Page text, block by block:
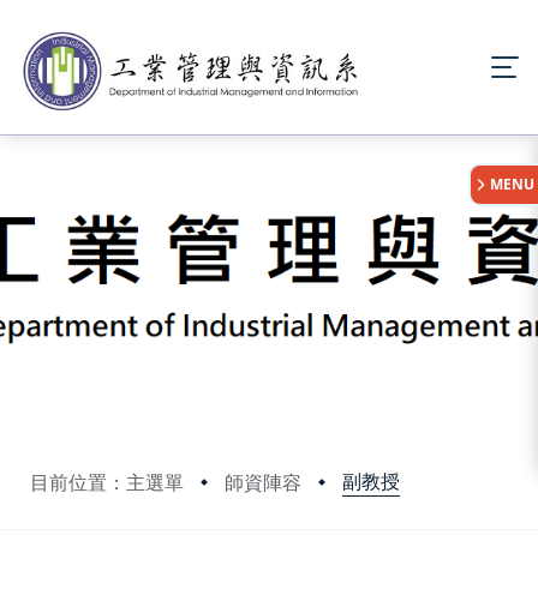
目前位置：主選單 師資陣容 副教授
:::
MENU